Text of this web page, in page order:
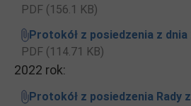
PDF (156.1 KB)
Protokół z posiedzenia z dnia
PDF (114.71 KB)
2022 rok:
Protokół z posiedzenia Rady